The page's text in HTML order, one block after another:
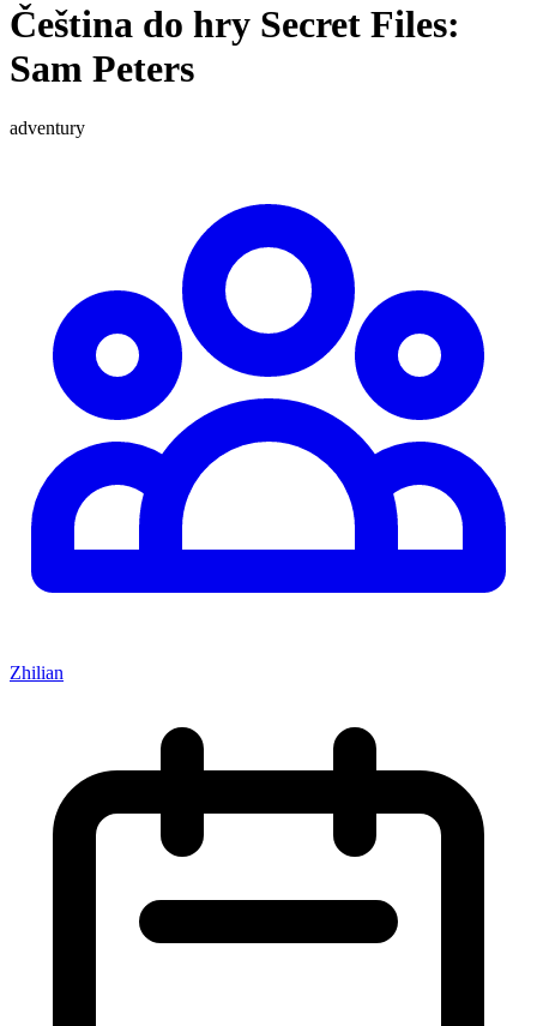
Čeština do hry Secret Files:
Sam Peters
adventury
Zhilian